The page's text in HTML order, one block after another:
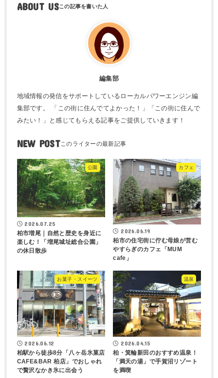
ABOUT US
編集部
地域情報の発信をサポートしているローカルパワーエンジン編
集部です。 「この街に住んでてよかった！」「この街に住んで
みたい！」と感じてもらえる記事をご提供していきます！
NEW POST
公園
2026.07.25
柏市増尾｜自然と歴史を身近に
楽しむ！「増尾城址総合公園」
の休日散歩
カフェ
2026.06.19
柏市の住宅街に佇む母娘が営む
やすらぎのカフェ「MUM
cafe」
お菓子・スイーツ
2026.06.12
柏駅から徒歩8分「八ヶ岳氷菓店
CAFE&BAR 柏店」でおしゃれ
で贅沢なかき氷に出会う
温泉
2026.04.15
柏・箕輪新田のおすすめ温泉！
「満天の湯」で手賀沼リゾート
を満喫